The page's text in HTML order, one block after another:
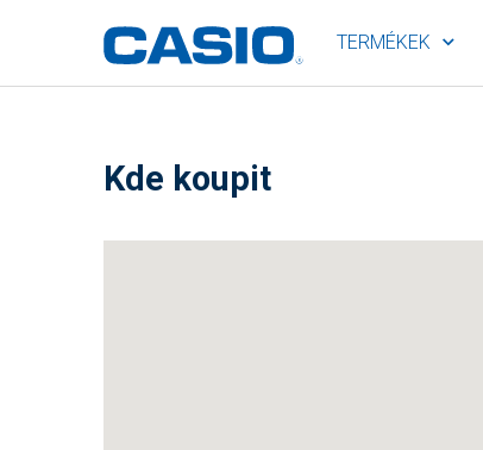
TERMÉKEK
Kde koupit